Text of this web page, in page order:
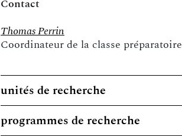
Contact
Thomas Perrin
Coordinateur de la classe préparatoire
unités de recherche
programmes de recherche